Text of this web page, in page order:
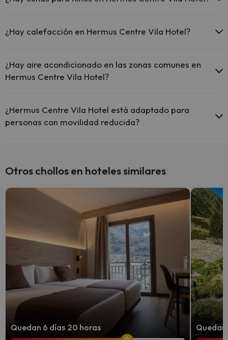
(solicítalo antes de iniciar tu viaje).
¿Hay calefacción en Hermus Centre Vila Hotel?
comunes.
¿Hay aire acondicionado en las zonas comunes en
Hermus Centre Vila Hotel?
comunes.
¿Hermus Centre Vila Hotel está adaptado para
personas con movilidad reducida?
Otros chollos en hoteles similares
Quedan 6 días 20 horas Quedan